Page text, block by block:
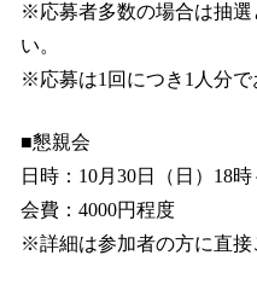
※応募者多数の場合は抽選
い。
※応募は1 回につき 1 人分で
■懇親会
日時： 10月 30日（日） 18時
会費： 4000円程度
※詳細は参加者の方に直接